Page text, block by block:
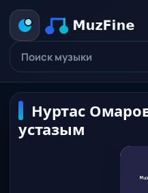
Нуртас
устазым